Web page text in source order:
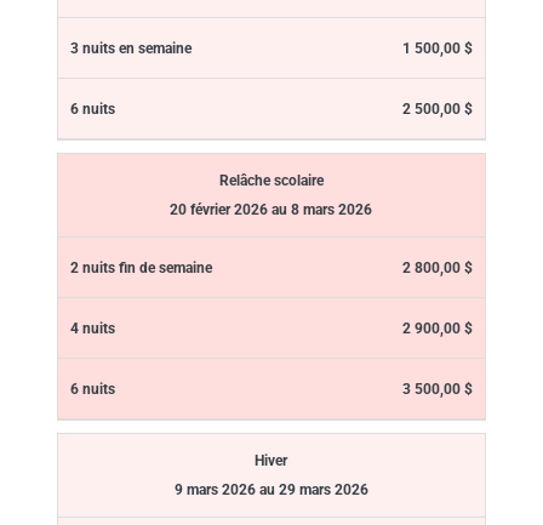
1 500,00 $
2 500,00 $
Relâche scolaire
20 février 2026 au 8 mars 2026
2 800,00 $
2 900,00 $
3 500,00 $
Hiver
9 mars 2026 au 29 mars 2026